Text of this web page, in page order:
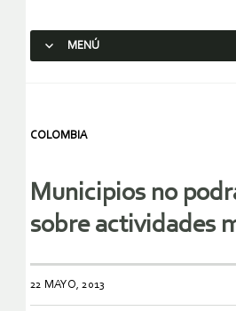
MENÚ
COLOMBIA
Municipios no
sobre actividades
22 MAYO, 2013